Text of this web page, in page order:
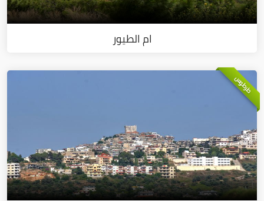
ام الطيور
طرطوس